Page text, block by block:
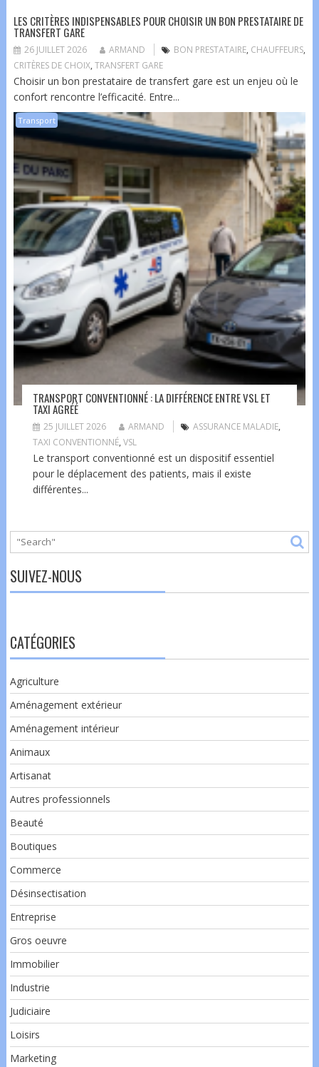
LES CRITÈRES INDISPENSABLES POUR CHOISIR UN BON PRESTATAIRE DE
TRANSFERT GARE
26 JUILLET 2026 ARMAND BON PRESTATAIRE, CHAUFFEURS,
CRITÈRES DE CHOIX, TRANSFERT GARE
Choisir un bon prestataire de transfert gare est un enjeu où le
confort rencontre l’efficacité. Entre...
Transport
TRANSPORT CONVENTIONNÉ : LA DIFFÉRENCE ENTRE VSL ET
TAXI AGRÉÉ
25 JUILLET 2026 ARMAND ASSURANCE MALADIE,
TAXI CONVENTIONNÉ, VSL
Le transport conventionné est un dispositif essentiel
pour le déplacement des patients, mais il existe
différentes...
SUIVEZ-NOUS
CATÉGORIES
Agriculture
Aménagement extérieur
Aménagement intérieur
Animaux
Artisanat
Autres professionnels
Beauté
Boutiques
Commerce
Désinsectisation
Entreprise
Gros oeuvre
Immobilier
Industrie
Judiciaire
Loisirs
Marketing